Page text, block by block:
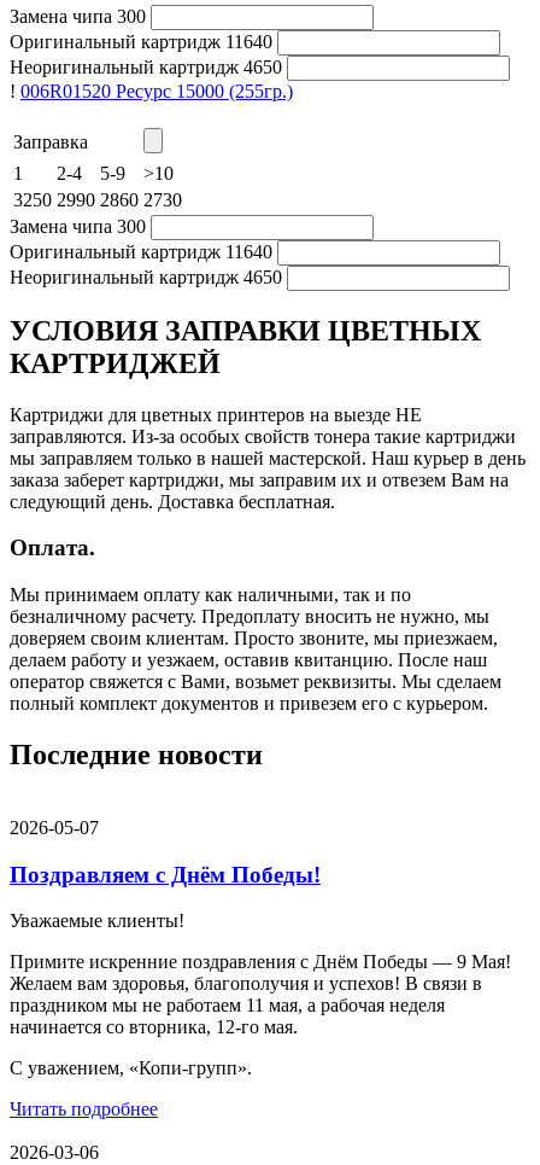
Замена чипа 300
Оригинальный картридж 11640
Неоригинальный картридж 4650
! 006R01520 Ресурс 15000 (255гр.)
Заправка
1
2-4 5-9
>10
3250 2990 2860 2730
Замена чипа 300
Оригинальный картридж 11640
Неоригинальный картридж 4650
УСЛОВИЯ ЗАПРАВКИ ЦВЕТНЫХ
КАРТРИДЖЕЙ
Картриджи для цветных принтеров на выезде НЕ
заправляются. Из-за особых свойств тонера такие картриджи
мы заправляем только в нашей мастерской. Наш курьер в день
заказа заберет картриджи, мы заправим их и отвезем Вам на
следующий день. Доставка бесплатная.
Оплата.
Мы принимаем оплату как наличными, так и по
безналичному расчету. Предоплату вносить не нужно, мы
доверяем своим клиентам. Просто звоните, мы приезжаем,
делаем работу и уезжаем, оставив квитанцию. После наш
оператор свяжется с Вами, возьмет реквизиты. Мы сделаем
полный комплект документов и привезем его с курьером.
Последние новости
2026-05-07
Поздравляем с Днём Победы!
Уважаемые клиенты!
Примите искренние поздравления с Днём Победы — 9 Мая!
Желаем вам здоровья, благополучия и успехов! В связи в
праздником мы не работаем 11 мая, а рабочая неделя
начинается со вторника, 12-го мая.
С уважением, «Копи-групп».
Читать подробнее
2026-03-06